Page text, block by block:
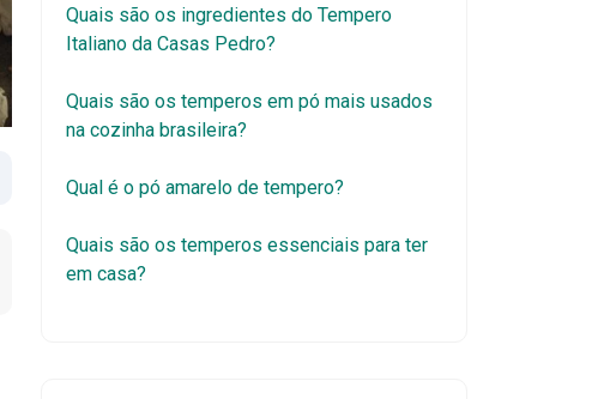
Quais são os ingredientes do Tempero
Italiano da Casas Pedro?
Quais são os temperos em pó mais usados
na cozinha brasileira?
Qual é o pó amarelo de tempero?
Quais são os temperos essenciais para ter
em casa?